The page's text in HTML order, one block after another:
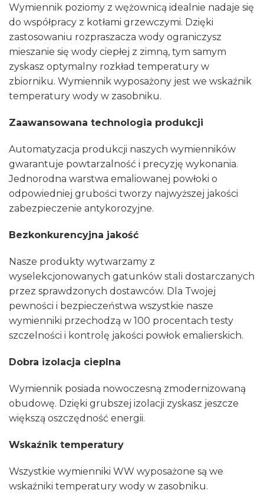
Wymiennik poziomy z wężownicą idealnie nadaje się
do współpracy z kotłami grzewczymi. Dzięki
zastosowaniu rozpraszacza wody ograniczysz
mieszanie się wody ciepłej z zimną, tym samym
zyskasz optymalny rozkład temperatury w
zbiorniku. Wymiennik wyposażony jest we wskaźnik
temperatury wody w zasobniku.
Zaawansowana technologia produkcji
Automatyzacja produkcji naszych wymienników
gwarantuje powtarzalność i precyzję wykonania.
Jednorodna warstwa emaliowanej powłoki o
odpowiedniej grubości tworzy najwyższej jakości
zabezpieczenie antykorozyjne.
Bezkonkurencyjna jakość
Nasze produkty wytwarzamy z
wyselekcjonowanych gatunków stali dostarczanych
przez sprawdzonych dostawców. Dla Twojej
pewności i bezpieczeństwa wszystkie nasze
wymienniki przechodzą w 100 procentach testy
szczelności i kontrolę jakości powłok emalierskich.
Dobra izolacja cieplna
Wymiennik posiada nowoczesną zmodernizowaną
obudowę. Dzięki grubszej izolacji zyskasz jeszcze
większą oszczędność energii.
Wskaźnik temperatury
Wszystkie wymienniki WW wyposażone są we
wskaźniki temperatury wody w zasobniku.